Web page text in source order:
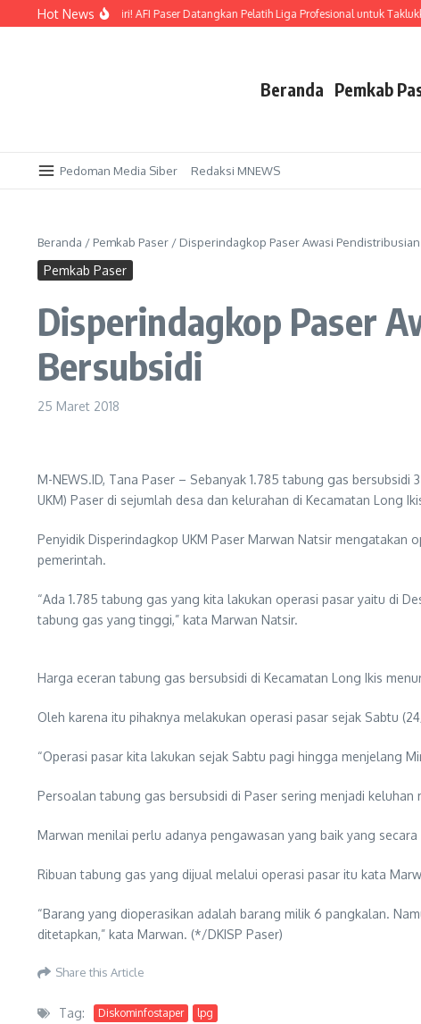
Lewati ke konten
Hot News
di Kandang Sendiri! AFI Paser Datangkan Pelatih Liga Profesional untuk
Beranda Pemkab
Pedoman Media Siber Redaksi MNEWS
Beranda / Pemkab Paser / Disperindagkop Paser Awasi
Pemkab Paser
Disperindagkop Paser
Bersubsidi
25 Maret 2018
M-NEWS.ID, Tana Paser – Sebanyak 1.785 tabung gas
UKM) Paser di sejumlah desa dan kelurahan di Kecamatan Long
Penyidik Disperindagkop UKM Paser Marwan Natsir
pemerintah.
“Ada 1.785 tabung gas yang kita lakukan operasi pasar yaitu di
tabung gas yang tinggi,” kata Marwan Natsir.
Harga eceran tabung gas bersubsidi di Kecamatan Long Ikis
Oleh karena itu pihaknya melakukan operasi pasar sejak Sabtu
“Operasi pasar kita lakukan sejak Sabtu pagi hingga menjelang
Persoalan tabung gas bersubsidi di Paser sering menjadi
Marwan menilai perlu adanya pengawasan yang baik yang
Ribuan tabung gas yang dijual melalui operasi pasar itu kata
“Barang yang dioperasikan adalah barang milik 6 pangkalan.
ditetapkan,” kata Marwan. (*/DKISP Paser)
Share this Article
Tag: Diskominfostaper lpg